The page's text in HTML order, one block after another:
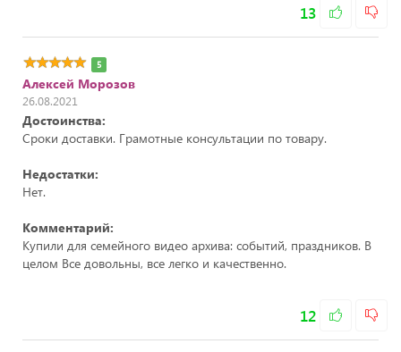
13
5
Алексей Морозов
26.08.2021
Достоинства:
Сроки доставки. Грамотные консультации по товару.
Недостатки:
Нет.
Комментарий:
Купили для семейного видео архива: событий, праздников. В
целом Все довольны, все легко и качественно.
12